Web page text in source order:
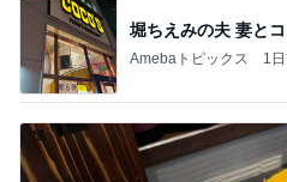
堀ちえみの夫 妻と
Amebaトピックス 1